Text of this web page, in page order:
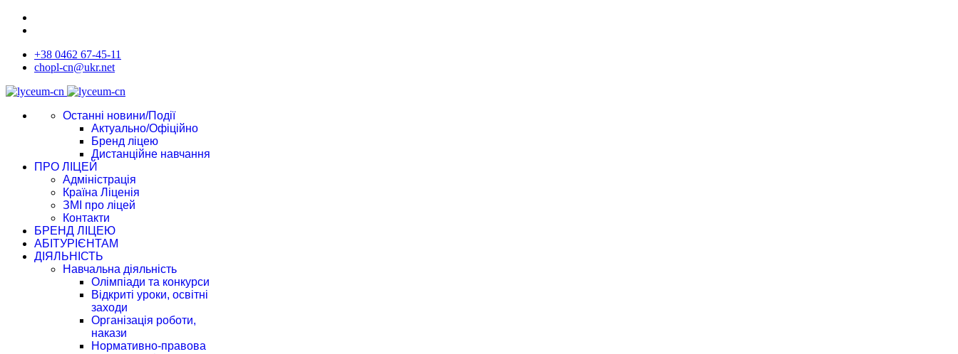
+38 0462 67-45-11
chopl-cn@ukr.net
Останні новини/Події
Актуально/Офіційно
Бренд ліцею
Дистанційне навчання
ПРО ЛІЦЕЙ
Адміністрація
Країна Ліценія
ЗМІ про ліцей
Контакти
БРЕНД ЛІЦЕЮ
АБІТУРІЄНТАМ
ДІЯЛЬНІСТЬ
Навчальна діяльність
Олімпіади та конкурси
Відкриті уроки, освітні
заходи
Організація роботи,
накази
Нормативно-правова